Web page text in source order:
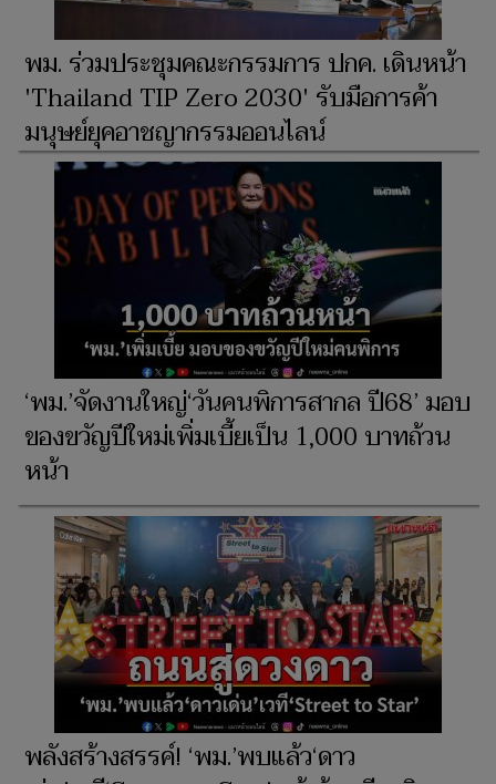
พม. ร่วมประชุมคณะกรรมการ ปกค. เดินหน้า
'Thailand TIP Zero 2030' รับมือการค้า
มนุษย์ยุคอาชญากรรมออนไลน์
‘พม.’จัดงานใหญ่‘วันคนพิการสากล ปี68’ มอบ
ของขวัญปีใหม่เพิ่มเบี้ยเป็น 1,000 บาทถ้วน
หน้า
พลังสร้างสรรค์! ‘พม.’พบแล้ว‘ดาว